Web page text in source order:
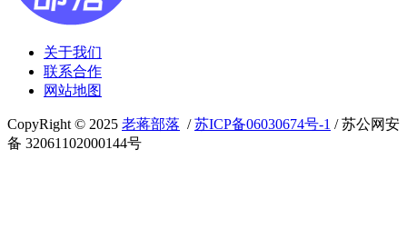
关于我们
联系合作
网站地图
CopyRight © 2025 老蒋部落 /苏ICP备06030674号-1 / 苏公网安
备 32061102000144号